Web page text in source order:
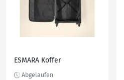
ESMARA Koffer